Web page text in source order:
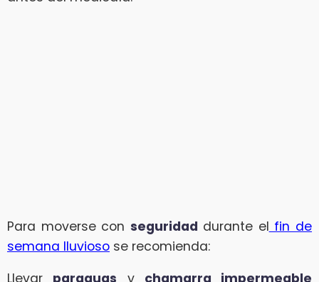
Para moverse conseguridad durante el fin de
semana lluvioso se recomienda: